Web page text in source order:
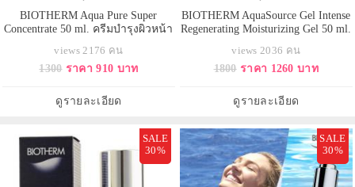
BIOTHERM Aqua Pure Super
Concentrate 50 ml. ครีมบำรุงผิวหน้า
ความมัน อันเป็นสาเหตุของการเกิด
สิว ด้วยส่วนผสมของซาลิไซลิก แอ
ไม่มันวาว
views 2176 คน
1300 ราคา 910 บาท
ดูรายละเอียด
BIOTHERM AquaSource Gel Intense
Regenerating Moisturizing Gel 50 ml.
คุณค่าขึ้นด้วยพลังที่เข้มข้นของสาร
สกัดจาก Life Plankton เสริมความ
ประสิทธิภาพ ลดความหมองคล้ำ
ความเปล่งปลั่งของผิว
views 2036 คน
1800 ราคา 1260 บาท
ดูรายละเอียด
SALE
30%
SALE
30%